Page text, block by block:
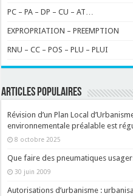
PC – PA – DP – CU – AT…
EXPROPRIATION – PREEMPTION
RNU – CC – POS – PLU – PLUI
ARTICLES POPULAIRES
Révision d’un Plan Local
environnementale préalable est
8 octobre 2025
Que faire des pneumatiques
30 juin 2009
Autorisations d’urbanisme :